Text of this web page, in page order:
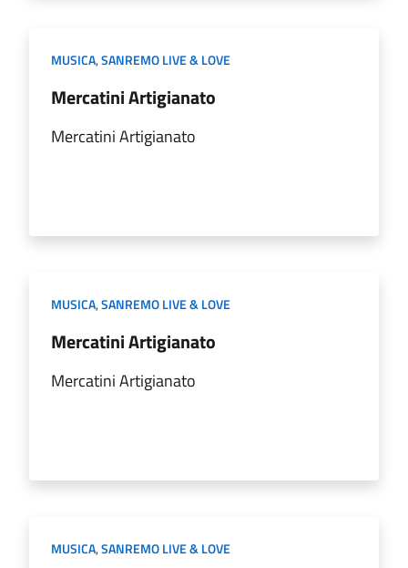
MUSICA,SANREMO LIVE & LOVE
Mercatini Artigianato
Mercatini Artigianato
MUSICA,SANREMO LIVE & LOVE
Mercatini Artigianato
Mercatini Artigianato
MUSICA,SANREMO LIVE & LOVE